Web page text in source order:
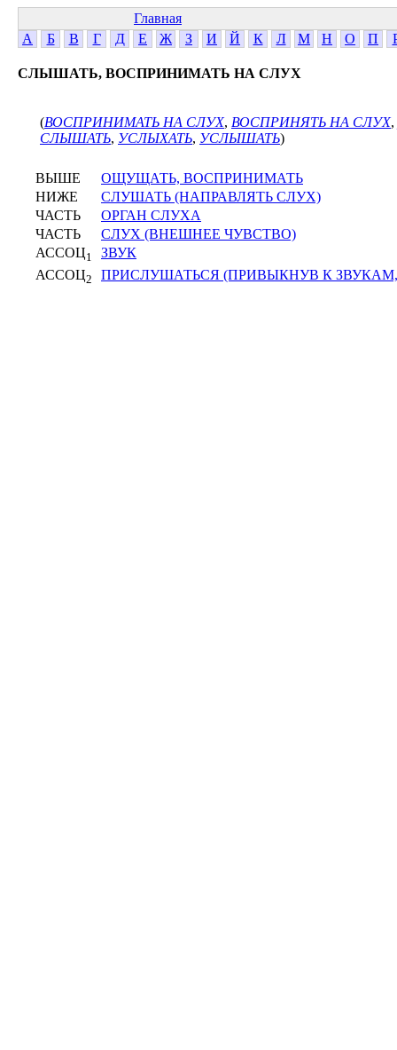
Главная
А
Б В Г Д Е Ж З И Й К Л М Н О П
СЛЫШАТЬ, ВОСПРИНИМАТЬ НА СЛУХ
(ВОСПРИНИМАТЬ НА СЛУХ, ВОСПРИНЯТЬ НА СЛУХ,
СЛЫШАТЬ, УСЛЫХАТЬ, УСЛЫШАТЬ)
ВЫШЕ
ОЩУЩАТЬ, ВОСПРИНИМАТЬ
НИЖЕ
СЛУШАТЬ (НАПРАВЛЯТЬ СЛУХ)
ЧАСТЬ
ОРГАН СЛУХА
ЧАСТЬ
СЛУХ (ВНЕШНЕЕ ЧУВСТВО)
АССОЦ1
ЗВУК
АССОЦ2 ПРИСЛУШАТЬСЯ (ПРИВЫКНУВ К